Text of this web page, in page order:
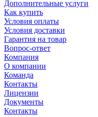
Дополнительные услуги
Как купить
Условия оплаты
Условия доставки
Гарантия на товар
Вопрос-ответ
Компания
О компании
Команда
Контакты
Лицензии
Документы
Контакты